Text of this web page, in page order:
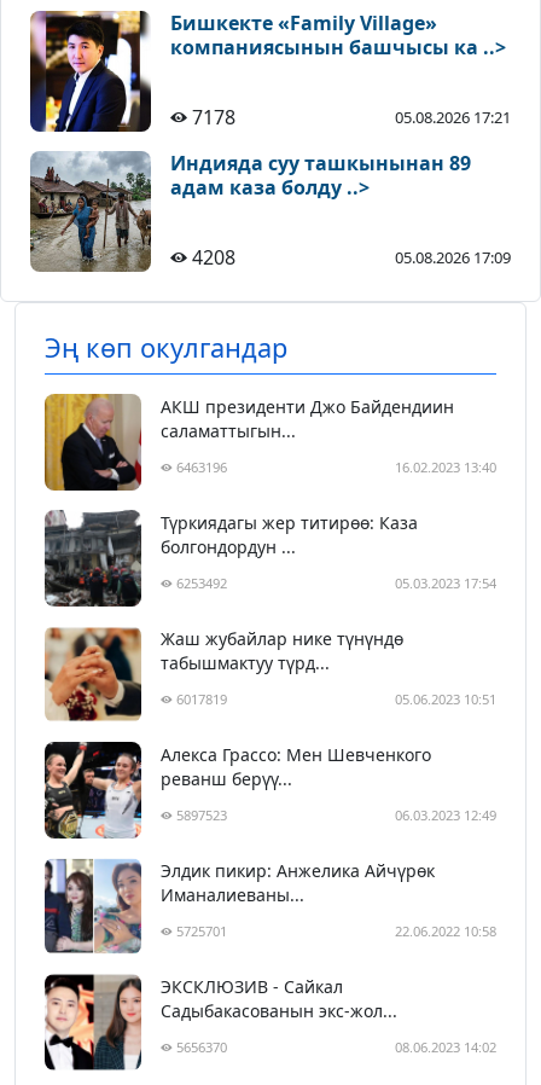
Бишкекте «Family Village»
компаниясынын башчысы ка ..>
7178 05.08.2026 17:21
Индияда суу ташкынынан 89
адам каза болду ..>
4208 05.08.2026 17:09
Эң көп окулгандар
АКШ президенти Джо Байдендиин
саламаттыгын...
6463196 16.02.2023 13:40
Түркиядагы жер титирөө: Каза
болгондордун ...
6253492 05.03.2023 17:54
Жаш жубайлар нике түнүндө
табышмактуу түрд...
6017819 05.06.2023 10:51
Алекса Грассо: Мен Шевченкого
реванш берүү...
5897523 06.03.2023 12:49
Элдик пикир: Анжелика Айчүрөк
Иманалиеваны...
5725701 22.06.2022 10:58
ЭКСКЛЮЗИВ - Сайкал
Садыбакасованын экс-жол...
5656370 08.06.2023 14:02